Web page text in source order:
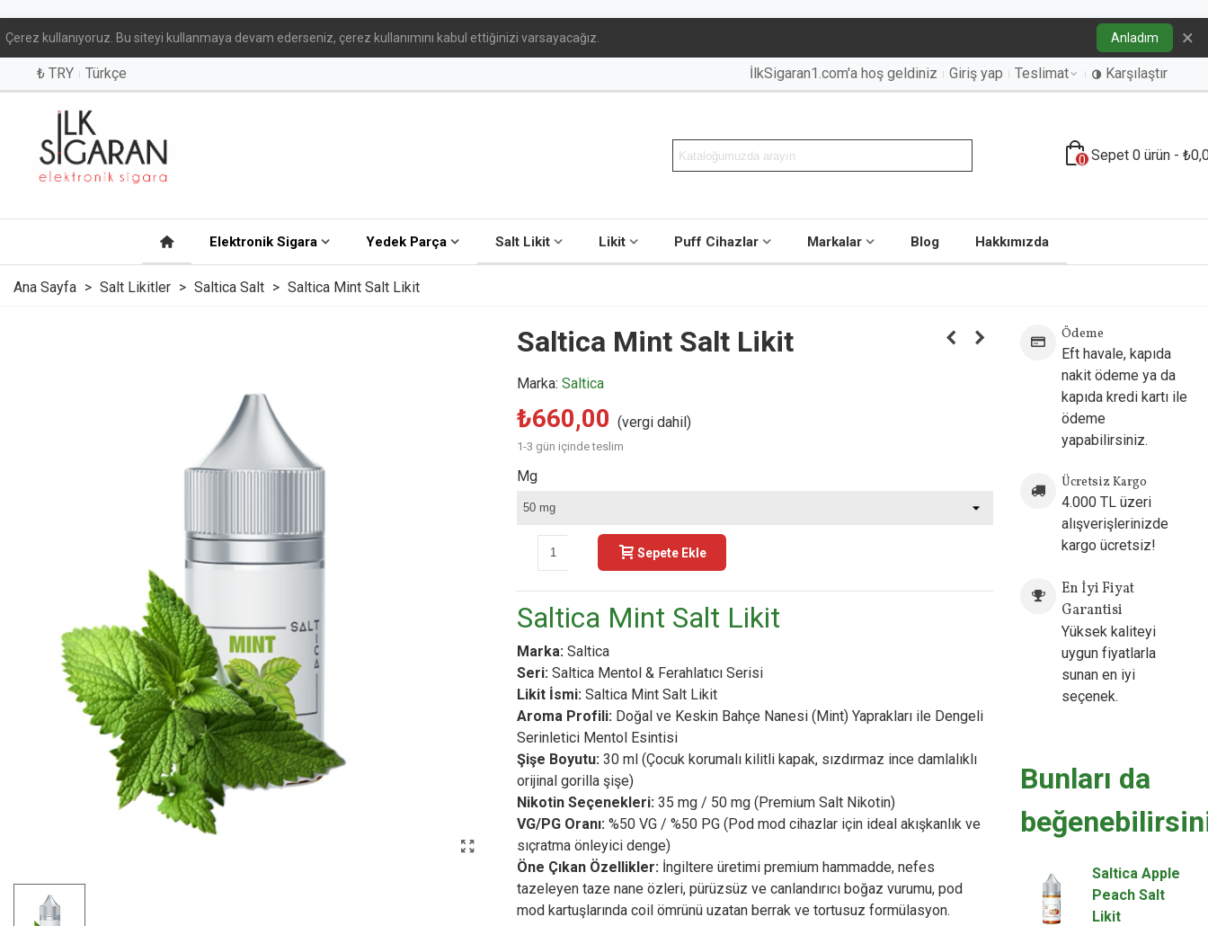
Çerez kullanıyoruz. Bu siteyi kullanmaya devam ederseniz, çerez kullanımını kabul ettiğinizi varsayacağız. Anladım ×
₺ TRY Türkçe İlkSigaran1.com'a hoş geldiniz Giriş yap Teslimat Karşılaştır
0 Sepet 0 ürün -
Elektronik Sigara Yedek Parça Salt Likit Likit Puff Cihazlar Markalar Blog Hakkımızda
Ana Sayfa > Salt Likitler > Saltica Salt > Saltica Mint Salt Likit
Saltica Mint Salt Likit
Marka: Saltica
₺660,00 (vergi dahil)
1-3 gün içinde teslim
Mg
Sepete Ekle
Saltica Mint Salt Likit
Marka: Saltica
Seri: Saltica Mentol & Ferahlatıcı Serisi
Likit İsmi: Saltica Mint Salt Likit
Aroma Profili: Doğal ve Keskin Bahçe Nanesi (Mint) Yaprakları ile Dengeli
Serinletici Mentol Esintisi
Şişe Boyutu: 30 ml (Çocuk korumalı kilitli kapak, sızdırmaz ince damlalıklı
orijinal gorilla şişe)
Nikotin Seçenekleri: 35 mg / 50 mg (Premium Salt Nikotin)
VG/PG Oranı: %50 VG / %50 PG (Pod mod cihazlar için ideal akışkanlık ve
sıçratma önleyici denge)
Öne Çıkan Özellikler: İngiltere üretimi premium hammadde, nefes
tazeleyen taze nane özleri, pürüzsüz ve canlandırıcı boğaz vurumu, pod
mod kartuşlarında coil ömrünü uzatan berrak ve tortusuz formülasyon.
Ödeme
Eft havale, kapıda
nakit ödeme ya da
kapıda kredi kartı ile
ödeme
yapabilirsiniz.
Ücretsiz Kargo
4.000 TL üzeri
alışverişlerinizde
kargo ücretsiz!
En İyi Fiyat
Garantisi
Yüksek kaliteyi
uygun fiyatlarla
sunan en iyi
seçenek.
Bunları da
Saltica Apple
Peach Salt
Likit